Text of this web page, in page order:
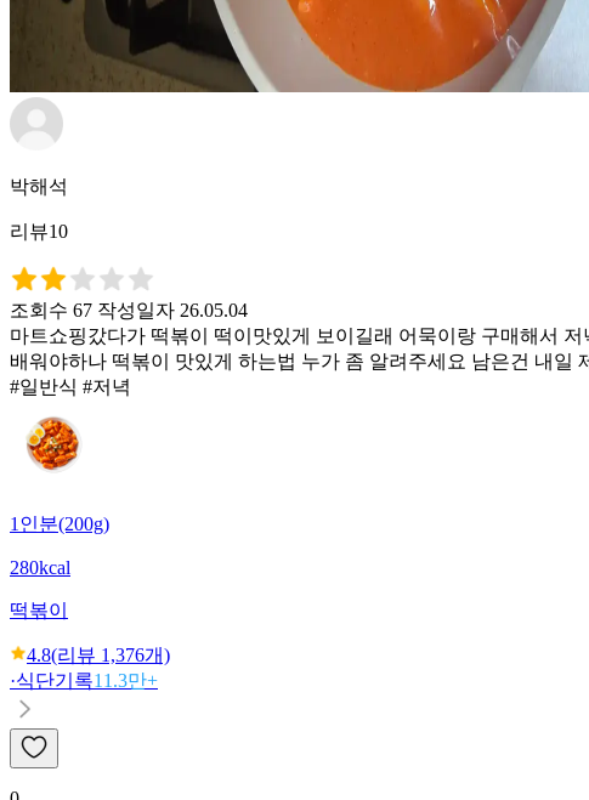
박해석
리뷰10
조회수 67 작성일자 26.05.04
마트쇼핑갔다가 떡볶이 떡이맛있게 보이길래 어묵이랑 구매해서
배워야하나 떡볶이 맛있게 하는법 누가 좀 알려주세요 남은건 내일
#일반식 #저녁
1인분(200g)
280kcal
떡볶이
4.8(리뷰 1,376개)
·식단기록11.3만+